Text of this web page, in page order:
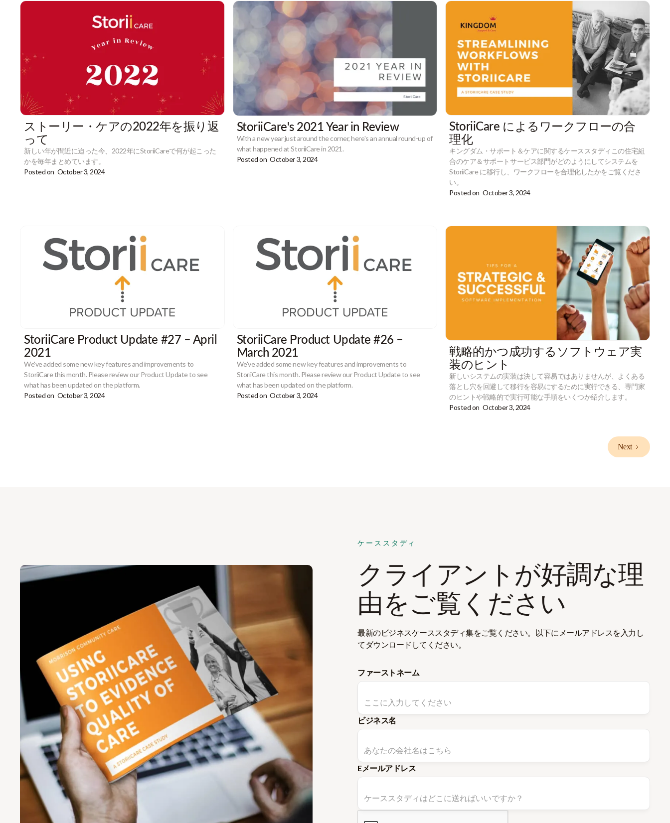
ストーリー・ケアの2022年を振り返
って
新しい年が間近に迫った今、2022年にStoriiCareで何が起こった
かを毎年まとめています。
Posted on October 3, 2024
StoriiCare's 2021 Year in Review
With a new year just around the corner, here's an annual round-up of
what happened at StoriiCare in 2021.
Posted on October 3, 2024
StoriiCare によるワークフローの合
理化
キングダム・サポート＆ケアに関するケーススタディこの住宅組
合のケア＆サポートサービス部門がどのようにしてシステムを
StoriiCare に移行し、ワークフローを合理化したかをご覧くださ
い。
Posted on October 3, 2024
StoriiCare Product Update #27 – April
2021
We've added some new key features and improvements to
StoriiCare this month. Please review our Product Update to see
what has been updated on the platform.
Posted on October 3, 2024
StoriiCare Product Update #26 –
March 2021
We've added some new key features and improvements to
StoriiCare this month. Please review our Product Update to see
what has been updated on the platform.
Posted on October 3, 2024
戦略的かつ成功するソフトウェア実
装のヒント
新しいシステムの実装は決して容易ではありませんが、よくある
落とし穴を回避して移行を容易にするために実行できる、専門家
のヒントや戦略的で実行可能な手順をいくつか紹介します。
Posted on October 3, 2024
Next
ケーススタディ
クライアントが好調な理
由をご覧ください
最新のビジネスケーススタディ集をご覧ください。以下にメールアドレスを入力し
てダウンロードしてください。
ファーストネーム
ビジネス名
Eメールアドレス